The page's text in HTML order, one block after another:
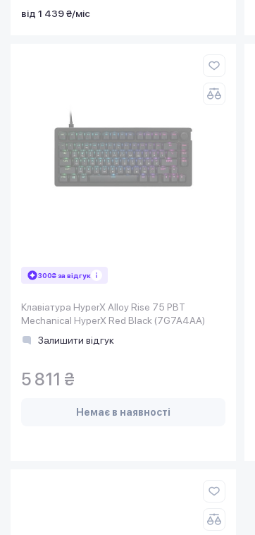
від 1 439 ₴/міс
300₴ за відгук
Клавіатура HyperX Alloy Rise 75 PBT
Mechanical HyperX Red Black (7G7A4AA)
Залишити відгук
5 811 ₴
Немає в наявності